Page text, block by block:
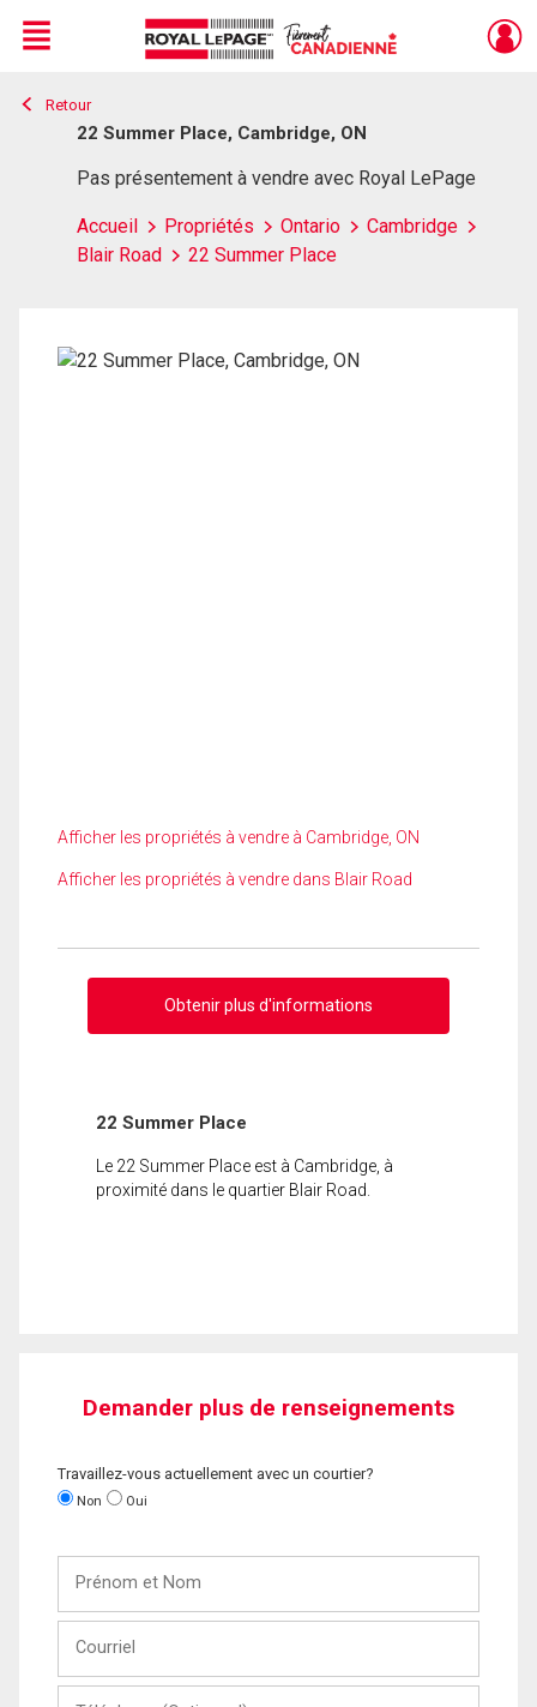
Live
En Direct
Menu
Retour
22 Summer Place, Cambridge, ON
Pas présentement à vendre avec Royal LePage
Accueil Propriétés Ontario
Cambridge
Blair Road
22 Summer Place
Afficher les propriétés à vendre à Cambridge, ON
Afficher les propriétés à vendre dans Blair Road
Obtenir plus d'informations
22 Summer Place
Le 22 Summer Place est à Cambridge, à
proximité dans le quartier Blair Road.
Demander plus de renseignements
Travaillez-vous actuellement avec un courtier?
Non Oui
Nom